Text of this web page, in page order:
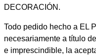
DECORACIÓN.
Todo pedido hecho a EL
necesariamente a título
e imprescindible, la